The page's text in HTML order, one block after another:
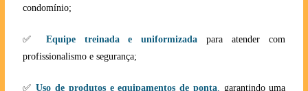
condomínio;
✅ Equipe treinada e uniformizada para atender com
profissionalismo e segurança;
✅ Uso de produtos e equipamentos de ponta, garantindo uma